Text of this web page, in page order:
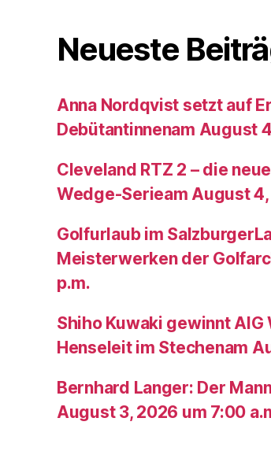
Neueste
Anna Nordqvist setzt auf
Debütantinnenam August
Cleveland RTZ 2 – die
Wedge-Serieam August 4,
Golfurlaub im
Meisterwerken der
p.m.
Shiho Kuwaki gewinnt AIG
Henseleit im Stechenam
Bernhard Langer: Der
August 3, 2026 um 7:00